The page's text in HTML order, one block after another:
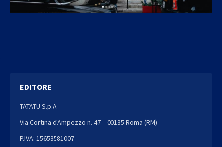
EDITORE
TATATU S.p.A.
Via Cortina d'Ampezzo n. 47 – 00135 Roma (RM)
P.IVA: 15653581007